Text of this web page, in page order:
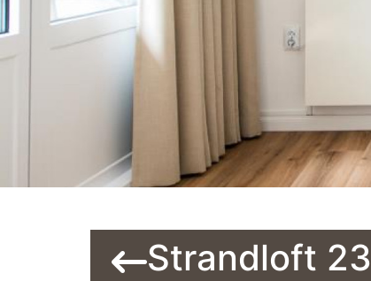
Strandloft 23